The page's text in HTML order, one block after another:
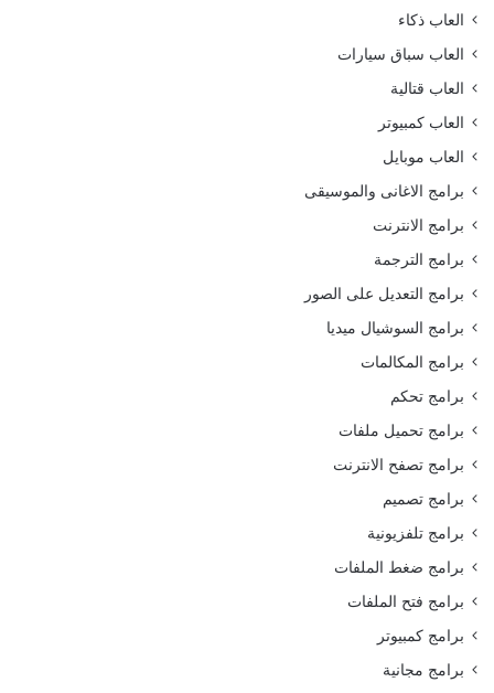
العاب ذكاء
العاب سباق سيارات
العاب قتالية
العاب كمبيوتر
العاب موبايل
برامج الاغانى والموسيقى
برامج الانترنت
برامج الترجمة
برامج التعديل على الصور
برامج السوشيال ميديا
برامج المكالمات
برامج تحكم
برامج تحميل ملفات
برامج تصفح الانترنت
برامج تصميم
برامج تلفزيونية
برامج ضغط الملفات
برامج فتح الملفات
برامج كمبيوتر
برامج مجانية